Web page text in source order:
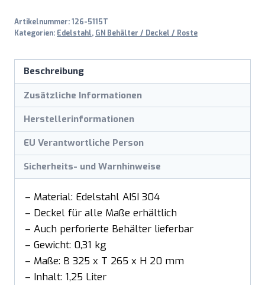
Menge
Artikelnummer:126-5115T
Kategorien: Edelstahl, GN Behälter / Deckel / Roste
Beschreibung
Zusätzliche Informationen
Herstellerinformationen
EU Verantwortliche Person
Sicherheits- und Warnhinweise
– Material: Edelstahl AISI 304
– Deckel für alle Maße erhältlich
– Auch perforierte Behälter lieferbar
– Gewicht: 0,31 kg
– Maße: B 325 x T 265 x H 20 mm
– Inhalt: 1,25 Liter